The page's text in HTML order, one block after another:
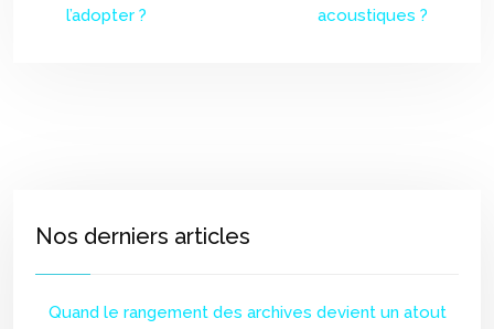
l’adopter ?
acoustiques ?
Nos derniers articles
Quand le rangement des archives devient un atout